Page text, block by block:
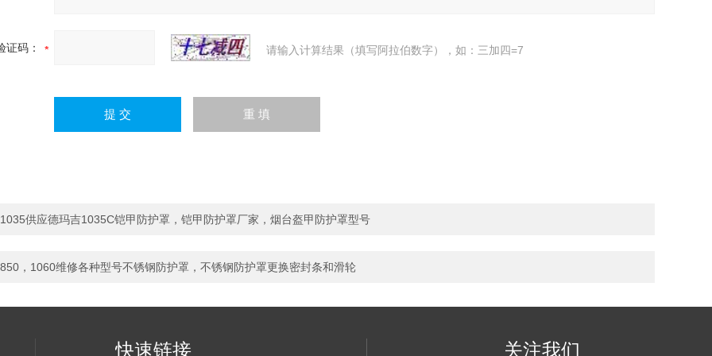
证码： 请输入计算结果（填写阿拉伯数字），如：三加四=7
1035供应德玛吉1035C铠甲防护罩，铠甲防护罩厂家，烟台盔甲防护罩型号
850，1060维修各种型号不锈钢防护罩，不锈钢防护罩更换密封条和滑轮
快速链接 关注我们